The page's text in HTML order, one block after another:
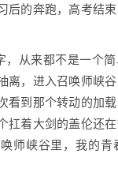
后的奔跑，高考结
，从来都不是一个
离，进入召唤师峡
看到那个转动的加
扛着大剑的盖伦还
师峡谷里，我的青